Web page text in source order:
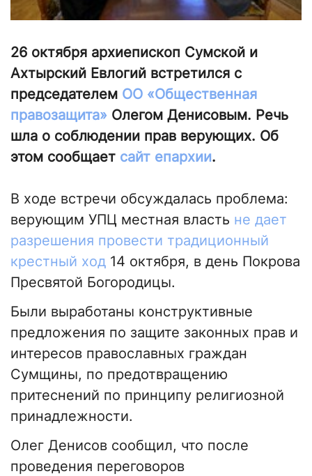
26 октября архиепископ Сумской и
Ахтырский Евлогий встретился с
председателем ОО «Общественная
правозащита» Олегом Денисовым. Речь
шла о соблюдении прав верующих. Об
этом сообщает сайт епархии.
В ходе встречи обсуждалась проблема:
верующим УПЦ местная власть не дает
разрешения провести традиционный
крестный ход 14 октября, в день Покрова
Пресвятой Богородицы.
Были выработаны конструктивные
предложения по защите законных прав и
интересов православных граждан
Сумщины, по предотвращению
притеснений по принципу религиозной
принадлежности.
Олег Денисов сообщил, что после
проведения переговоров